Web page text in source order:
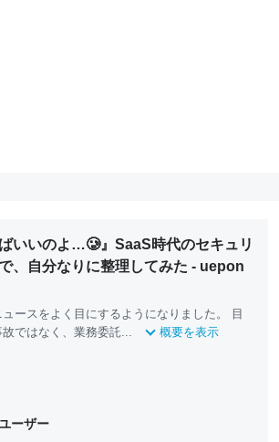
ばいいのよ…🥲』SaaS時代のセキュリ
、自分なりに整理してみた - uepon
ースをよく目にするようになりました。 目
ではなく、業務委託...
概要を表示
ーザー